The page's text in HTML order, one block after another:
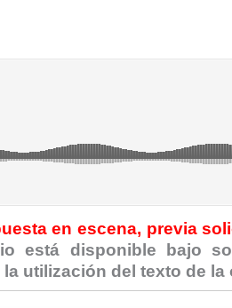
en escena, previa
está disponible bajo
utilización del texto de la